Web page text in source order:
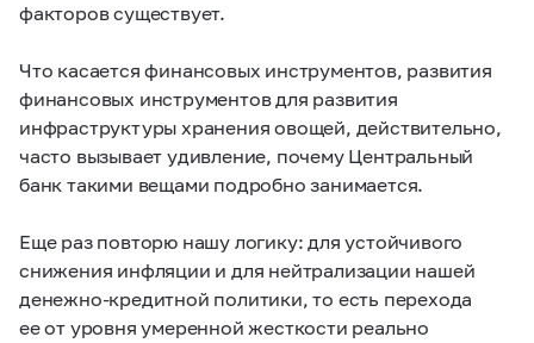
факторов существует.
Что касается финансовых инструментов, развития
финансовых инструментов для развития
инфраструктуры хранения овощей, действительно,
часто вызывает удивление, почему Центральный
банк такими вещами подробно занимается.
Еще раз повторю нашу логику: для устойчивого
снижения инфляции и для нейтрализации нашей
денежно-кредитной политики, то есть перехода
ее от уровня умеренной жесткости реально